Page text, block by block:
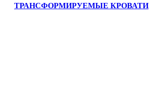
ТРАНСФОРМИРУЕМЫЕ КРОВАТИ